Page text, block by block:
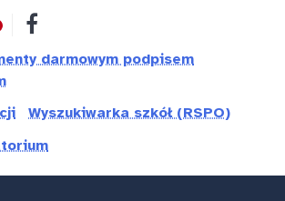
darmowym podpisem
Wyszukiwarka szkół (RSPO)